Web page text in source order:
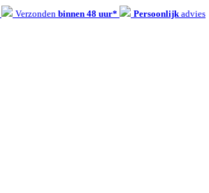
Verzonden binnen 48 uur* Persoonlijkadvies